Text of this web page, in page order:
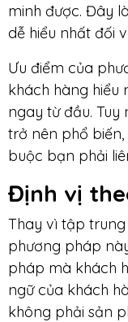
minh được. Đây
dễ hiểu nhất đối
Ưu điểm của
khách hàng hiểu
ngay từ đầu. Tuy
trở nên phổ
buộc bạn phải
Định vị
Thay vì tập
phương pháp
pháp mà khách
ngữ của khách
không phải sản